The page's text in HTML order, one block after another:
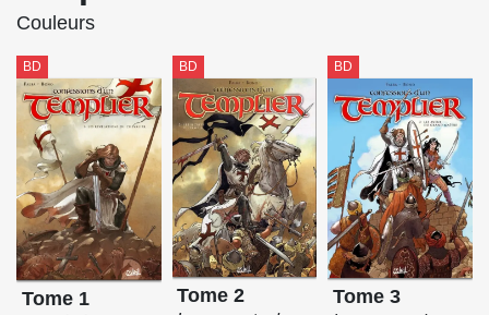
Couleurs
BD
Tome 1
BD
Tome 2
BD
Tome 3